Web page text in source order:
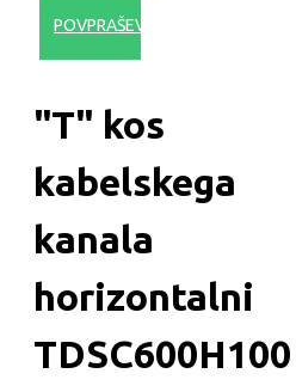
POVPRAŠEVANJE
"T" kos
kabelskega
kanala
horizontalni
TDSC600H100